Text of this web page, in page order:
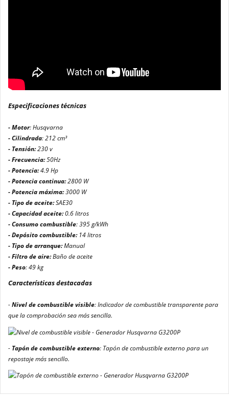
Especificaciones técnicas
- Motor: Husqvarna
- Cilindrada: 212 cm³
- Tensión:230 v
- Frecuencia:50Hz
- Potencia:4.9 Hp
- Potencia continua:2800 W
- Potencia máxima:3000 W
- Tipo de aceite:SAE30
- Capacidad aceite:0.6 litros
- Consumo combustible: 395 g/kWh
- Depósito combustible: 14 litros
- Tipo de arranque:Manual
- Filtro de aire:Baño de aceite
- Peso: 49 kg
Características destacadas
-Nivel de combustible visible: Indicador de combustible transparente para
que la comprobación sea más sencilla.
- Tapón de combustible externo: Tapón de combustible externo para un
repostaje más sencillo.